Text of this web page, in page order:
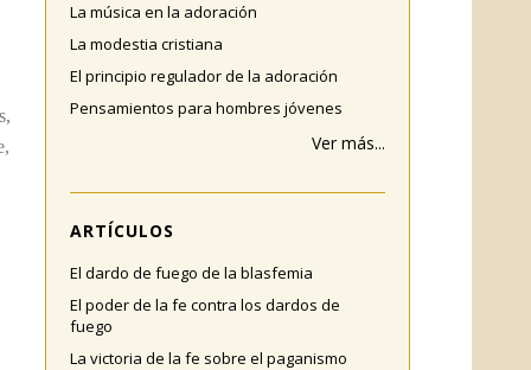
La música en la adoración
La modestia cristiana
El principio regulador de la adoración
Pensamientos para hombres jóvenes
Ver más...
ARTÍCULOS
El dardo de fuego de la blasfemia
El poder de la fe contra los dardos de
fuego
La victoria de la fe sobre el paganismo